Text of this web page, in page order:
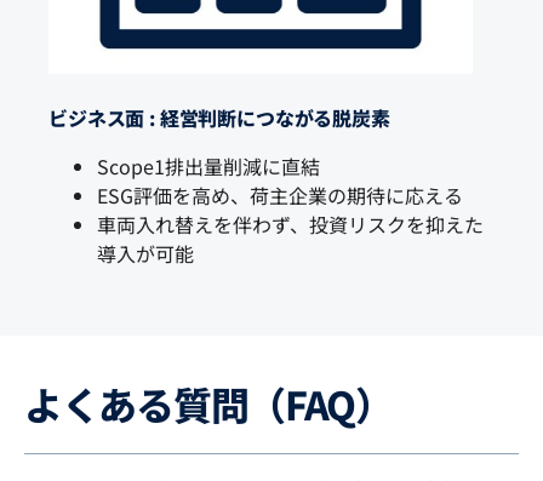
ビジネス面 : 経営判断につながる脱炭素
Scope1排出量削減に直結
ESG評価を高め、荷主企業の期待に応える
車両入れ替えを伴わず、投資リスクを抑えた
導入が可能
よくある質問（FAQ）